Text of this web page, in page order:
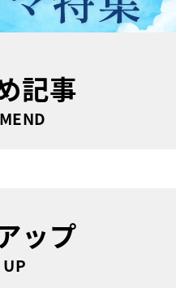
記事
ップ